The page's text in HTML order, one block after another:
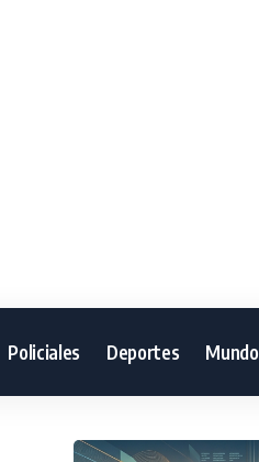
Policiales Deportes Mundo